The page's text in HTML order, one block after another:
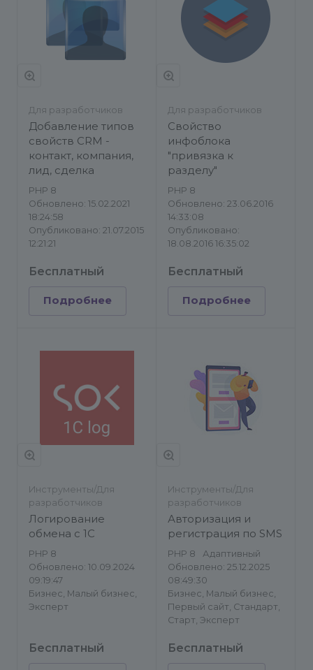
Для разработчиков
Добавление типов
свойств CRM -
контакт, компания,
лид, сделка
PHP 8
Обновлено: 15.02.2021
18:24:58
Опубликовано: 21.07.2015
12:21:21
Бесплатный
Подробнее
Для разработчиков
Свойство
инфоблока
"привязка к
разделу"
PHP 8
Обновлено: 23.06.2016
14:33:08
Опубликовано:
18.08.2016 16:35:02
Бесплатный
Подробнее
Инструменты/Для
разработчиков
Логирование
обмена с 1С
PHP 8
Обновлено: 10.09.2024
09:19:47
Бизнес, Малый бизнес,
Эксперт
Бесплатный
Инструменты/Для
разработчиков
Авторизация и
регистрация по SMS
PHP 8
Адаптивный
Обновлено: 25.12.2025
08:49:30
Бизнес, Малый бизнес,
Первый сайт, Стандарт,
Старт, Эксперт
Бесплатный